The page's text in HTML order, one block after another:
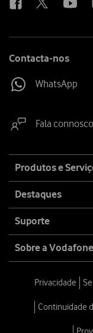
Contacta-nos
WhatsApp
Fala connosco
map
Produtos e
Destaques
Suporte
Sobre a Vodafone
Privacidade
Continuidade